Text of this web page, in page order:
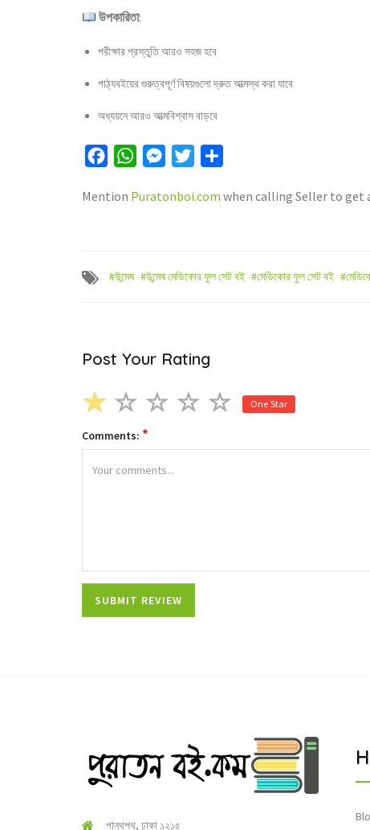
উপকারিতা:
পরীক্ষার প্রস্তুতি আরও সহজ হবে
পাঠ্যবইয়ের গুরুত্বপূর্ণ বিষয়গুলো দ্রুত আত্মস্থ করা যাবে
অধ্যয়নে আরও আত্মবিশ্বাস বাড়বে
FacebookWhatsAppMessenger
Twitter
Mention Puratonboi.com when calling Seller to get
#উন্মেষ #উন্মেষ মেডিকোর ফুল সেট বই #মেডিকোর ফুল সেট বই
Post Your Rating
One Star
Comments: *
পান্থপথ, ঢাকা ১২১৫